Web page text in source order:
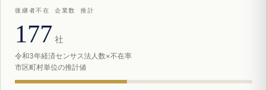
後継者不在 企業数 推計
177 社
令和3年経済センサス法人数×不在率
市区町村単位の推計値